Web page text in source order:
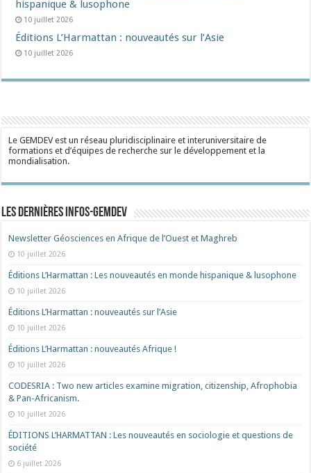
hispanique & lusophone
10 juillet 2026
Éditions L’Harmattan : nouveautés sur l’Asie
10 juillet 2026
Le GEMDEV est un réseau pluridisciplinaire et interuniversitaire de
formations et d’équipes de recherche sur le développement et la
mondialisation.
Les dernières Infos-Gemdev
Newsletter Géosciences en Afrique de l’Ouest et Maghreb
10 juillet 2026
Éditions L’Harmattan : Les nouveautés en monde hispanique & lusophone
10 juillet 2026
Éditions L’Harmattan : nouveautés sur l’Asie
10 juillet 2026
Éditions L’Harmattan : nouveautés Afrique !​
10 juillet 2026
CODESRIA : Two new articles examine migration, citizenship, Afrophobia
& Pan-Africanism.
10 juillet 2026
ÉDITIONS L’HARMATTAN : Les nouveautés en sociologie et questions de
société
6 juillet 2026